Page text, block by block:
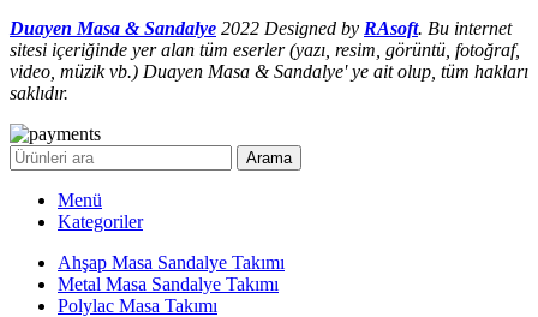
Duayen Masa & Sandalye 2022 Designed by RAsoft. Bu internet
sitesi içeriğinde yer alan tüm eserler (yazı, resim, görüntü, fotoğraf,
video, müzik vb.) Duayen Masa & Sandalye' ye ait olup, tüm hakları
saklıdır.
Arama
Menü
Kategoriler
Ahşap Masa Sandalye Takımı
Metal Masa Sandalye Takımı
Polylac Masa Takımı